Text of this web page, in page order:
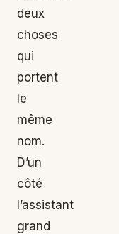
deux
choses
qui
portent
le
même
nom.
D’un
côté
l’assistant
grand